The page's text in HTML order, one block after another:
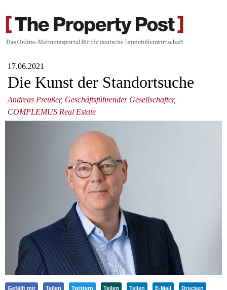
17.06.2021
Die Kunst der Standortsuche
Andreas Preußer, Geschäftsführender Gesellschafter,
COMPLEMUS Real Estate
Gefällt mir Teilen Twittern Teilen Teilen E-Mail Drucken